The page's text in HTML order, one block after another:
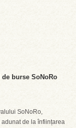
burse SoNoRo
SoNoRo,
de la înființarea